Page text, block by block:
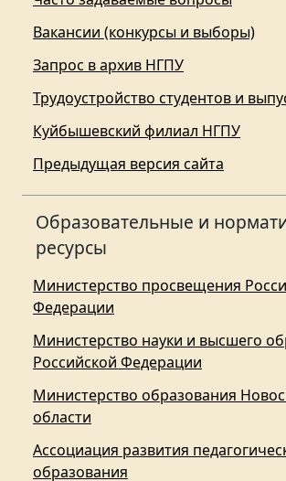
Вакансии (конкурсы и выборы)
Запрос в архив НГПУ
Трудоустройство студентов и
Куйбышевский филиал НГПУ
Предыдущая версия сайта
Образовательные и
ресурсы
Министерство просвещения
Федерации
Министерство науки и высшего
Российской Федерации
Министерство образования
области
Ассоциация развития
образования